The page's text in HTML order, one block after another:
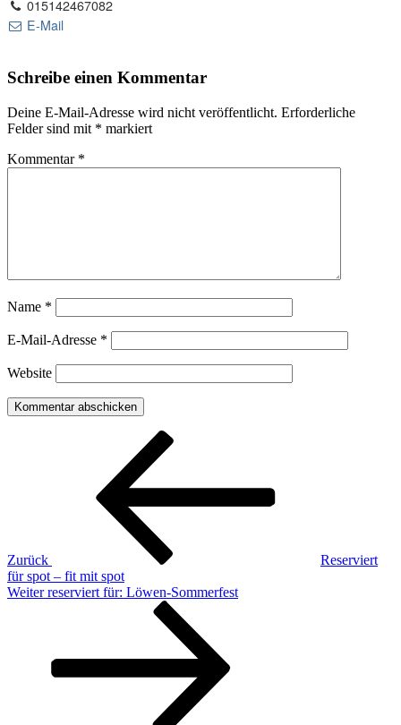
015142467082
E-Mail
Schreibe einen Kommentar
Deine E-Mail-Adresse wird nicht veröffentlicht. Erforderliche
Felder sind mit * markiert
Kommentar *
Name *
E-Mail-Adresse *
Website
Beitragsnavigation
Zurück
Reserviert
für spot – fit mit spot
Nächster
Weiter reserviert für: Löwen-Sommerfest